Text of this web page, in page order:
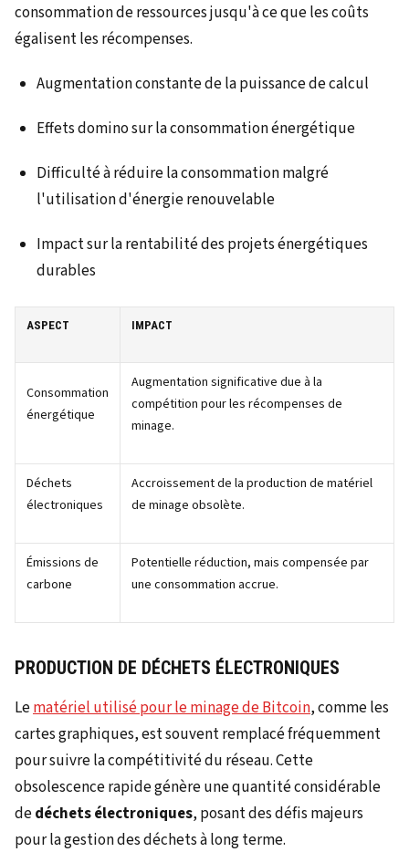
consommation de ressources jusqu'à ce que les coûts
égalisent les récompenses.
Augmentation constante de la puissance de calcul
Effets domino sur la consommation énergétique
Difficulté à réduire la consommation malgré
l'utilisation d'énergie renouvelable
Impact sur la rentabilité des projets énergétiques
durables
ASPECT IMPACT
Consommation
énergétique
Augmentation significative due à la
compétition pour les récompenses de
minage.
Déchets
électroniques
Accroissement de la production de matériel
de minage obsolète.
Émissions de
carbone
Potentielle réduction, mais compensée par
une consommation accrue.
PRODUCTION DE DÉCHETS ÉLECTRONIQUES
Lematériel utilisé pour le minage de Bitcoin, comme les
cartes graphiques, est souvent remplacé fréquemment
pour suivre la compétitivité du réseau. Cette
obsolescence rapide génère une quantité considérable
dedéchets électroniques, posant des défis majeurs
pour la gestion des déchets à long terme.